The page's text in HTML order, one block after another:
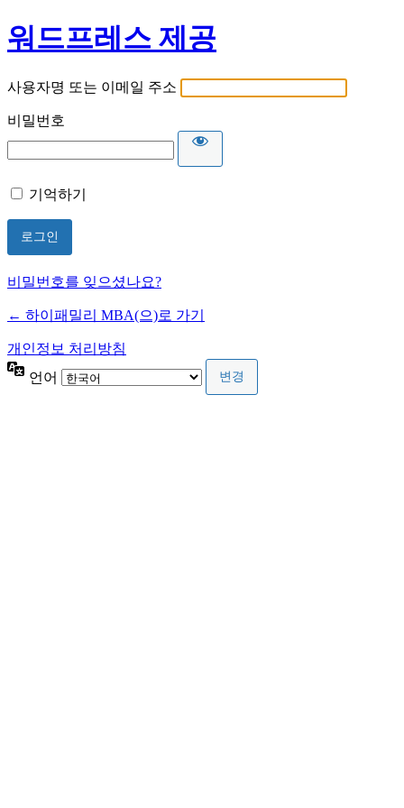
워드프레스 제공
사용자명 또는 이메일 주소
비밀번호
기억하기
비밀번호를 잊으셨나요?
← 하이패밀리 MBA(으)로 가기
개인정보 처리방침
언어